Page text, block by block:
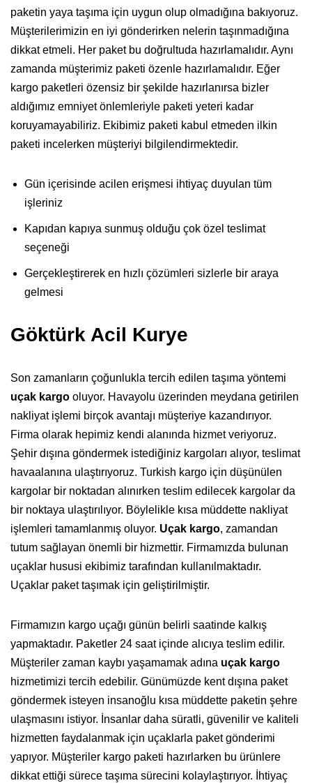
paketin yaya taşıma için uygun olup olmadığına bakıyoruz.
Müşterilerimizin en iyi gönderirken nelerin taşınmadığına
dikkat etmeli. Her paket bu doğrultuda hazırlamalıdır. Aynı
zamanda müşterimiz paketi özenle hazırlamalıdır. Eğer
kargo paketleri özensiz bir şekilde hazırlanırsa bizler
aldığımız emniyet önlemleriyle paketi yeteri kadar
koruyamayabiliriz. Ekibimiz paketi kabul etmeden ilkin
paketi incelerken müşteriyi bilgilendirmektedir.
Gün içerisinde acilen erişmesi ihtiyaç duyulan tüm
işleriniz
Kapıdan kapıya sunmuş olduğu çok özel teslimat
seçeneği
Gerçekleştirerek en hızlı çözümleri sizlerle bir araya
gelmesi
Göktürk Acil Kurye
Son zamanların çoğunlukla tercih edilen taşıma yöntemi
uçak kargo oluyor. Havayolu üzerinden meydana getirilen
nakliyat işlemi birçok avantajı müşteriye kazandırıyor.
Firma olarak hepimiz kendi alanında hizmet veriyoruz.
Şehir dışına göndermek istediğiniz kargoları alıyor, teslimat
havaalanına ulaştırıyoruz. Turkish kargo için düşünülen
kargolar bir noktadan alınırken teslim edilecek kargolar da
bir noktaya ulaştırılıyor. Böylelikle kısa müddette nakliyat
işlemleri tamamlanmış oluyor. Uçak kargo, zamandan
tutum sağlayan önemli bir hizmettir. Firmamızda bulunan
uçaklar hususi ekibimiz tarafından kullanılmaktadır.
Uçaklar paket taşımak için geliştirilmiştir.
Firmamızın kargo uçağı günün belirli saatinde kalkış
yapmaktadır. Paketler 24 saat içinde alıcıya teslim edilir.
Müşteriler zaman kaybı yaşamamak adına uçak kargo
hizmetimizi tercih edebilir. Günümüzde kent dışına paket
göndermek isteyen insanoğlu kısa müddette paketin şehre
ulaşmasını istiyor. İnsanlar daha süratli, güvenilir ve kaliteli
hizmetten faydalanmak için uçaklarla paket gönderimi
yapıyor. Müşteriler kargo paketi hazırlarken bu ürünlere
dikkat ettiği sürece taşıma sürecini kolaylaştırıyor. İhtiyaç